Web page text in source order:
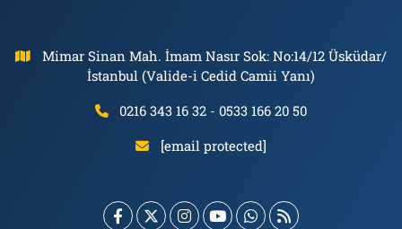
Mimar Sinan Mah. İmam Nasır Sok: No:14/12 Üsküdar/
İstanbul (Valide-i Cedid Camii Yanı)
0216 343 16 32 - 0533 166 20 50
[email protected]